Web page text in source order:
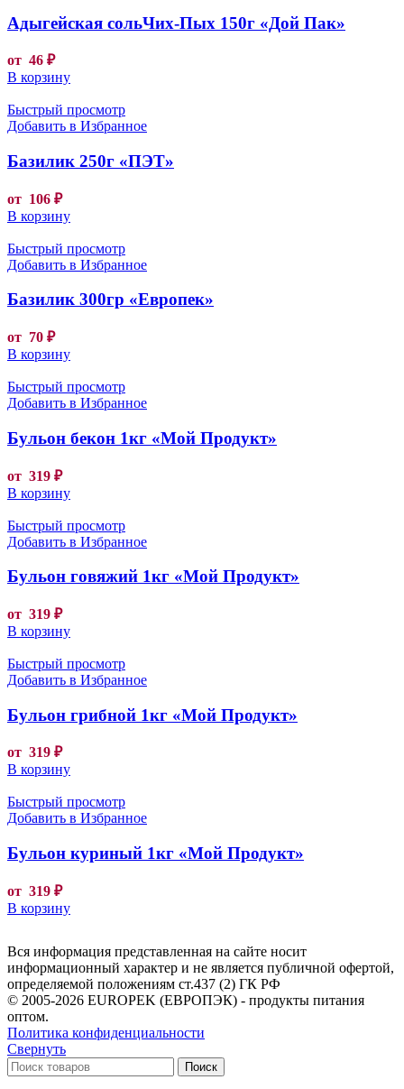
Адыгейская сольЧих-Пых 150г «Дой Пак»
от 46 ₽
В корзину
Быстрый просмотр
Добавить в Избранное
Базилик 250г «ПЭТ»
от 106 ₽
В корзину
Быстрый просмотр
Добавить в Избранное
Базилик 300гр «Европек»
от 70 ₽
В корзину
Быстрый просмотр
Добавить в Избранное
Бульон бекон 1кг «Мой Продукт»
от 319 ₽
В корзину
Быстрый просмотр
Добавить в Избранное
Бульон говяжий 1кг «Мой Продукт»
от 319 ₽
В корзину
Быстрый просмотр
Добавить в Избранное
Бульон грибной 1кг «Мой Продукт»
от 319 ₽
В корзину
Быстрый просмотр
Добавить в Избранное
Бульон куриный 1кг «Мой Продукт»
от 319 ₽
В корзину
Вся информация представленная на сайте носит
информационный характер и не является публичной офертой,
определяемой положениям ст.437 (2) ГК РФ
© 2005-2026 EUROPEK (ЕВРОПЭК) - продукты питания
оптом.
Политика конфиденциальности
Свернуть
Поиск